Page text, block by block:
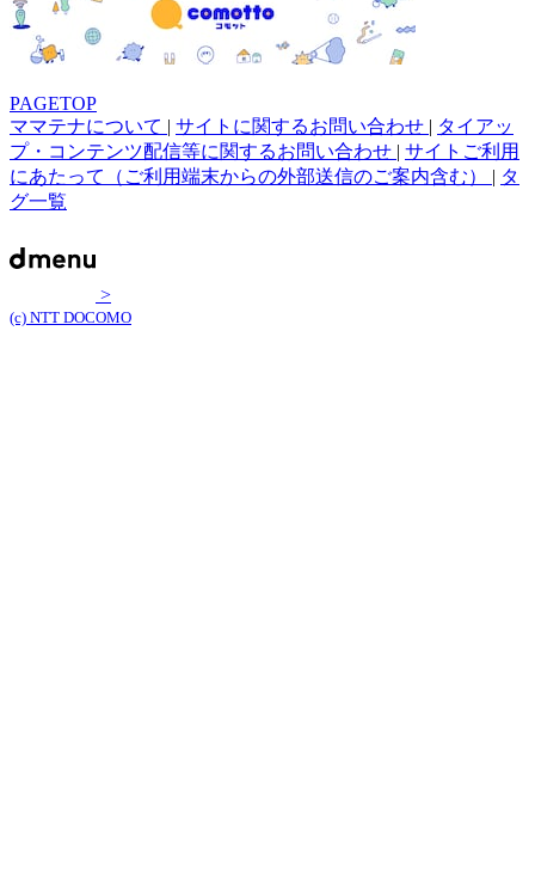
PAGETOP
ママテナについて | サイトに関するお問い合わせ | タイアッ
プ・コンテンツ配信等に関するお問い合わせ | サイトご利用
にあたって（ご利用端末からの外部送信のご案内含む） | タ
グ一覧
>
(c) NTT DOCOMO